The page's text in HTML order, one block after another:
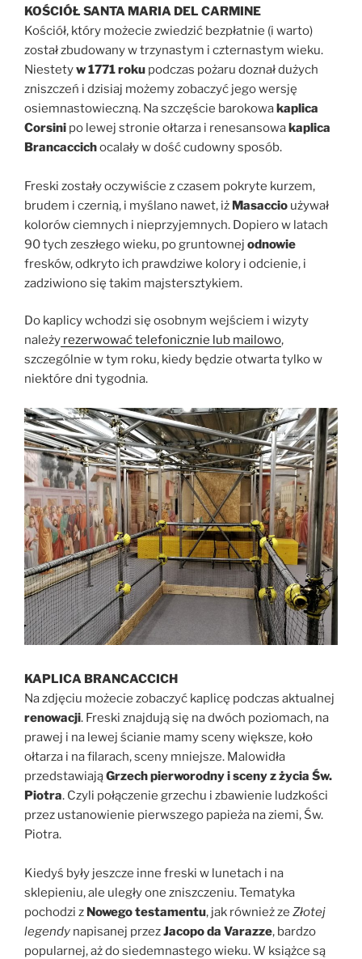
KOŚCIÓŁ SANTA MARIA DEL CARMINE
Kościół, który możecie zwiedzić bezpłatnie (i warto)
został zbudowany w trzynastym i czternastym wieku.
Niestetyw 1771 roku podczas pożaru doznał dużych
zniszczeń i dzisiaj możemy zobaczyć jego wersję
osiemnastowieczną. Na szczęście barokowakaplica
Corsini po lewej stronie ołtarza i renesansowakaplica
Brancaccichocalały w dość cudowny sposób.
Freski zostały oczywiście z czasem pokryte kurzem,
brudem i czernią, i myślano nawet, iż Masaccio używał
kolorów ciemnych i nieprzyjemnych. Dopiero w latach
90 tych zeszłego wieku, po gruntownej odnowie
fresków, odkryto ich prawdziwe kolory i odcienie, i
zadziwiono się takim majstersztykiem.
Do kaplicy wchodzi się osobnym wejściem i wizyty
należy rezerwować telefonicznie lub mailowo,
szczególnie w tym roku, kiedy będzie otwarta tylko w
niektóre dni tygodnia.
KAPLICA BRANCACCICH
Na zdjęciu możecie zobaczyć kaplicę podczas aktualnej
renowacji. Freski znajdują się na dwóch poziomach, na
prawej i na lewej ścianie mamy sceny większe, koło
ołtarza i na filarach, sceny mniejsze. Malowidła
przedstawiająGrzech pierworodny i sceny z życia Św.
Piotra. Czyli połączenie grzechu i zbawienie ludzkości
przez ustanowienie pierwszego papieża na ziemi, Św.
Piotra.
Kiedyś były jeszcze inne freski w lunetach i na
sklepieniu, ale uległy one zniszczeniu. Tematyka
pochodzi z Nowego testamentu, jak również ze Złotej
legendy napisanej przezJacopo da Varazze, bardzo
popularnej, aż do siedemnastego wieku. W książce są